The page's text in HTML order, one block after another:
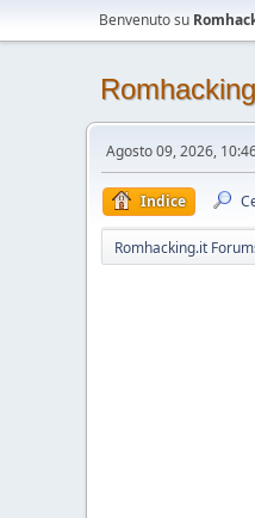
Benvenuto su
Agosto 09, 2026,
Indice
Romhacking.it